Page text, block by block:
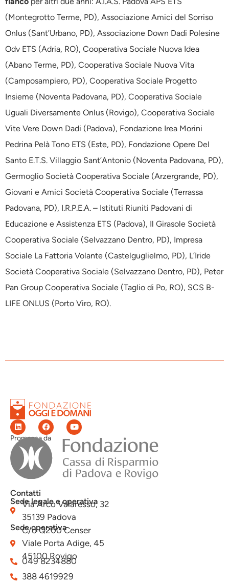
(Montegrotto Terme, PD), Associazione Amici del Sorriso
Onlus (Sant’Urbano, PD), Associazione Down Dadi Polesine
Odv ETS (Adria, RO), Cooperativa Sociale Nuova Idea
(Abano Terme, PD), Cooperativa Sociale Nuova Vita
(Camposampiero, PD), Cooperativa Sociale Progetto
Insieme (Noventa Padovana, PD), Cooperativa Sociale
Uguali Diversamente Onlus (Rovigo), Cooperativa Sociale
Vite Vere Down Dadi (Padova), Fondazione Irea Morini
Pedrina Pelà Tono ETS (Este, PD), Fondazione Opere Del
Santo E.T.S. Villaggio Sant’Antonio (Noventa Padovana, PD),
Germoglio Società Cooperativa Sociale (Arzergrande, PD),
Giovani e Amici Società Cooperativa Sociale (Terrassa
Padovana, PD), I.R.P.E.A. – Istituti Riuniti Padovani di
Educazione e Assistenza ETS (Padova), Il Girasole Società
Cooperativa Sociale (Selvazzano Dentro, PD), Impresa
Sociale La Fattoria Volante (Castelguglielmo, PD), L’Iride
Società Cooperativa Sociale (Selvazzano Dentro, PD), Peter
Pan Group Cooperativa Sociale (Taglio di Po, RO), SCS B-
LIFE ONLUS (Porto Viro, RO).
Promossa da
Contatti
Sede legale e operativa
Via Arco Valaresso, 32
35139 Padova
Sede operativa
C/o Q200 Censer
Viale Porta Adige, 45
45100 Rovigo
049 8234880
388 4619929